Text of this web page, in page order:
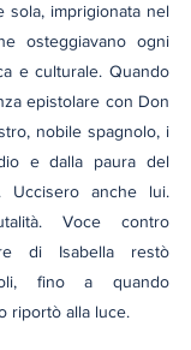
sola, imprigionata nel
osteggiavano ogni
e culturale. Quando
epistolare con Don
nobile spagnolo, i
e dalla paura del
Uccisero anche lui.
Voce contro
di Isabella restò
fino a quando
riportò alla luce.